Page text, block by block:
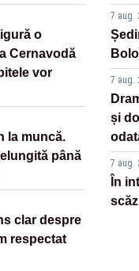
o
Cernavodă
vor
la muncă.
până
clar despre
respectat
7 aug.
7 aug.
și
7 aug.
În